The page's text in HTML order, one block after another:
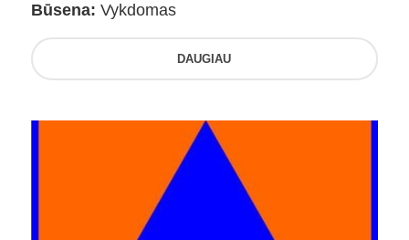
Būsena: Vykdomas
DAUGIAU